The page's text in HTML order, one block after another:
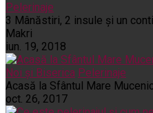
Pelerinaje
3 Mânăstiri, 2 insule și un
Makri
iun. 19, 2018
Noi și Biserica Pelerinaje
Acasă la Sfântul Mare
oct. 26, 2017